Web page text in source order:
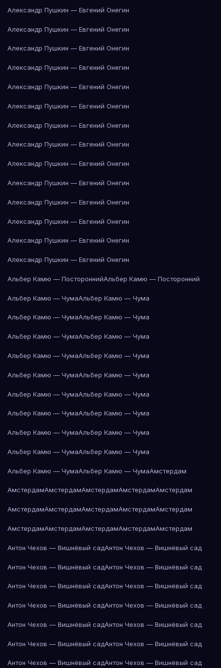
Александр Пушкин — Евгений Онегин
Александр Пушкин — Евгений Онегин
Александр Пушкин — Евгений Онегин
Александр Пушкин — Евгений Онегин
Александр Пушкин — Евгений Онегин
Александр Пушкин — Евгений Онегин
Александр Пушкин — Евгений Онегин
Александр Пушкин — Евгений Онегин
Александр Пушкин — Евгений Онегин
Александр Пушкин — Евгений Онегин
Александр Пушкин — Евгений Онегин
Александр Пушкин — Евгений Онегин
Александр Пушкин — Евгений Онегин
Александр Пушкин — Евгений Онегин
Альбер Камю — ПостороннийАльбер Камю — Посторонний
Альбер Камю — ЧумаАльбер Камю — Чума
Альбер Камю — ЧумаАльбер Камю — Чума
Альбер Камю — ЧумаАльбер Камю — Чума
Альбер Камю — ЧумаАльбер Камю — Чума
Альбер Камю — ЧумаАльбер Камю — Чума
Альбер Камю — ЧумаАльбер Камю — Чума
Альбер Камю — ЧумаАльбер Камю — Чума
Альбер Камю — ЧумаАльбер Камю — Чума
Альбер Камю — ЧумаАльбер Камю — Чума
Альбер Камю — ЧумаАльбер Камю — ЧумаАмстердам
АмстердамАмстердамАмстердамАмстердамАмстердам
АмстердамАмстердамАмстердамАмстердамАмстердам
АмстердамАмстердамАмстердамАмстердамАмстердам
Антон Чехов — Вишнёвый садАнтон Чехов — Вишнёвый сад
Антон Чехов — Вишнёвый садАнтон Чехов — Вишнёвый сад
Антон Чехов — Вишнёвый садАнтон Чехов — Вишнёвый сад
Антон Чехов — Вишнёвый садАнтон Чехов — Вишнёвый сад
Антон Чехов — Вишнёвый садАнтон Чехов — Вишнёвый сад
Антон Чехов — Вишнёвый садАнтон Чехов — Вишнёвый сад
Антон Чехов — Вишнёвый садАнтон Чехов — Вишнёвый сад